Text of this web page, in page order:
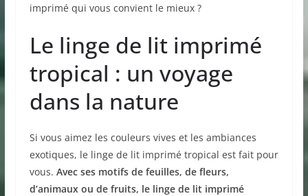
imprimé qui vous convient le mieux ?
Le linge de lit imprimé
tropical : un voyage
dans la nature
Si vous aimez les couleurs vives et les ambiances
exotiques, le linge de lit imprimé tropical est fait pour
vous. Avec ses motifs de feuilles, de fleurs,
d’animaux ou de fruits, le linge de lit imprimé